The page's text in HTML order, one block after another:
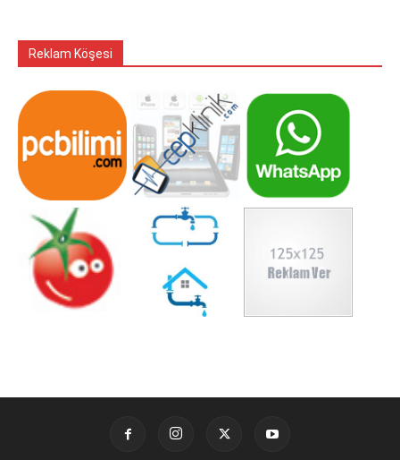
Reklam Köşesi